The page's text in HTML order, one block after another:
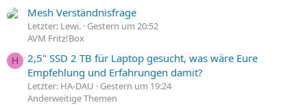
Mesh Verständnisfrage
Letzter: Lewi. Gestern um 20:52
AVM Fritz!Box
H
2,5" SSD 2 TB für Laptop gesucht, was wäre Eure
Empfehlung und Erfahrungen damit?
Letzter: HA-DAU
Gestern um 19:24
Anderweitige Themen